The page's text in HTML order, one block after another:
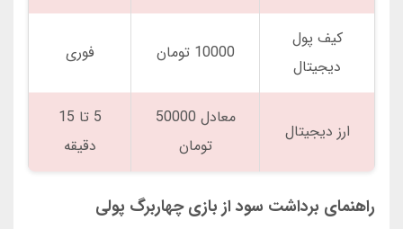
کیف پول
دیجیتال
10000 تومان فوری
ارز دیجیتال
معادل 50000
تومان
5 تا 15
دقیقه
راهنمای برداشت سود از بازی چهاربرگ پولی